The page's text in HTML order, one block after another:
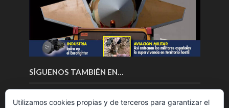
SÍGUENOS TAMBIÉN EN…
Utilizamos cookies propias y de terceros para garantizar el